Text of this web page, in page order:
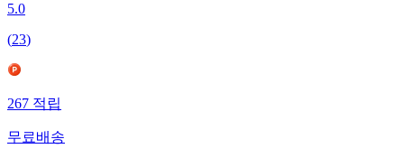
5.0
(23)
267 적립
무료배송